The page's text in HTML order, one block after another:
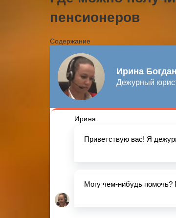
пенсионеров
Содержание